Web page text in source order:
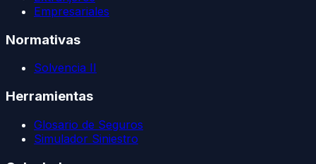
Empresariales
Normativas
Solvencia II
Herramientas
Glosario de Seguros
Simulador Siniestro